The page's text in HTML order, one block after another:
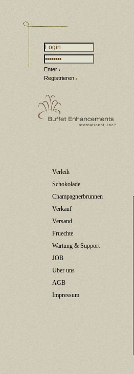
Enter
Registrieren
Verleih
Schokolade
Champagnerbrunnen
Verkauf
Versand
Fruechte
Wartung & Support
JOB
Über uns
AGB
Impressum